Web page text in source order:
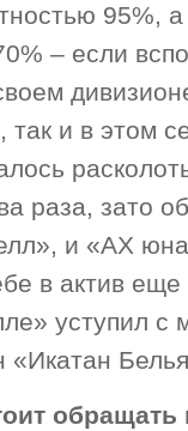
95%,
– если
так и в этом
раза, зато
и «АХ
в актив
уступил с
«Икатан